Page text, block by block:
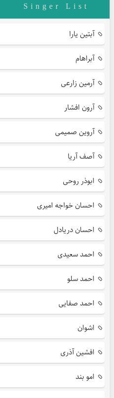
Singer List
آبتین یارا
آبراهام
آرمین زارعی
آرون افشار
آروین صمیمی
آصف آریا
ابوذر روحی
احسان خواجه امیری
احسان دریادل
احمد سعیدی
احمد سلو
احمد صفایی
اشوان
افشین آذری
امو بند